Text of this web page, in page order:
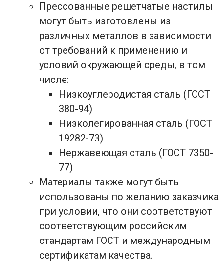
Прессованные решетчатые настилы
могут быть изготовлены из
различных металлов в зависимости
от требований к применению и
условий окружающей среды, в том
числе:
Низкоуглеродистая сталь (ГОСТ
380-94)
Низколегированная сталь (ГОСТ
19282-73)
Нержавеющая сталь (ГОСТ 7350-
77)
Материалы также могут быть
использованы по желанию заказчика
при условии, что они соответствуют
соответствующим российским
стандартам ГОСТ и международным
сертификатам качества.